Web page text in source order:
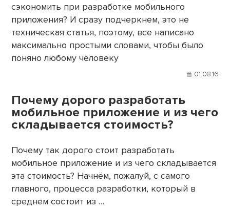
сэкономить при разработке мобильного
приложения? И сразу подчеркнем, это не
техническая статья, поэтому, все написано
максимально простыми словами, чтобы было
поняно любому человеку
01.08.16
Почему дорого разработать
мобильное приложение и из чего
складывается стоимость?
Почему так дорого стоит разработать
мобильное приложение и из чего складывается
эта стоимость? Начнём, пожалуй, с самого
главного, процесса разработки, который в
среднем состоит из …